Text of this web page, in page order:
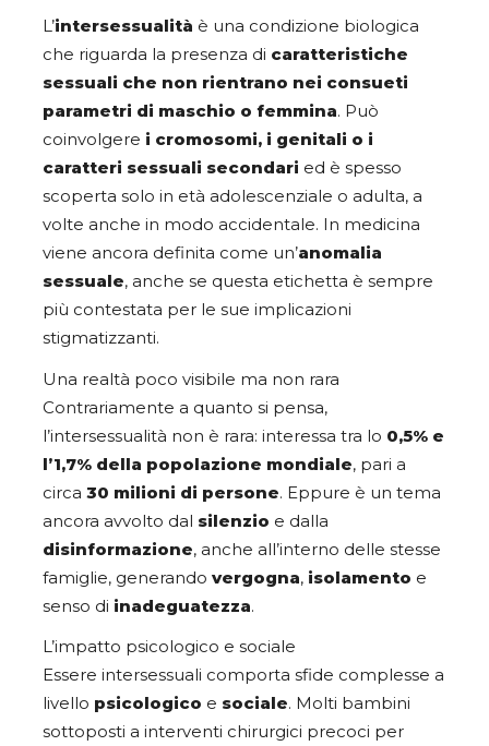
L’intersessualità è una condizione biologica
che riguarda la presenza di caratteristiche
sessuali che non rientrano nei consueti
parametri di maschio o femmina. Può
coinvolgere i cromosomi, i genitali o i
caratteri sessuali secondari ed è spesso
scoperta solo in età adolescenziale o adulta, a
volte anche in modo accidentale. In medicina
viene ancora definita come un’anomalia
sessuale, anche se questa etichetta è sempre
più contestata per le sue implicazioni
stigmatizzanti.
Una realtà poco visibile ma non rara
Contrariamente a quanto si pensa,
l’intersessualità non è rara: interessa tra lo 0,5% e
l’1,7% della popolazione mondiale, pari a
circa 30 milioni di persone. Eppure è un tema
ancora avvolto dal silenzio e dalla
disinformazione, anche all’interno delle stesse
famiglie, generando vergogna, isolamento e
senso di inadeguatezza.
L’impatto psicologico e sociale
Essere intersessuali comporta sfide complesse a
livello psicologico e sociale. Molti bambini
sottoposti a interventi chirurgici precoci per